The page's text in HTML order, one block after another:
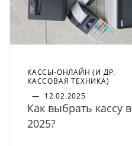
КАССЫ-ОНЛАЙН (И ДР.
КАССОВАЯ ТЕХНИКА)
— 12.02.2025
Как выбрать кассу в
2025?